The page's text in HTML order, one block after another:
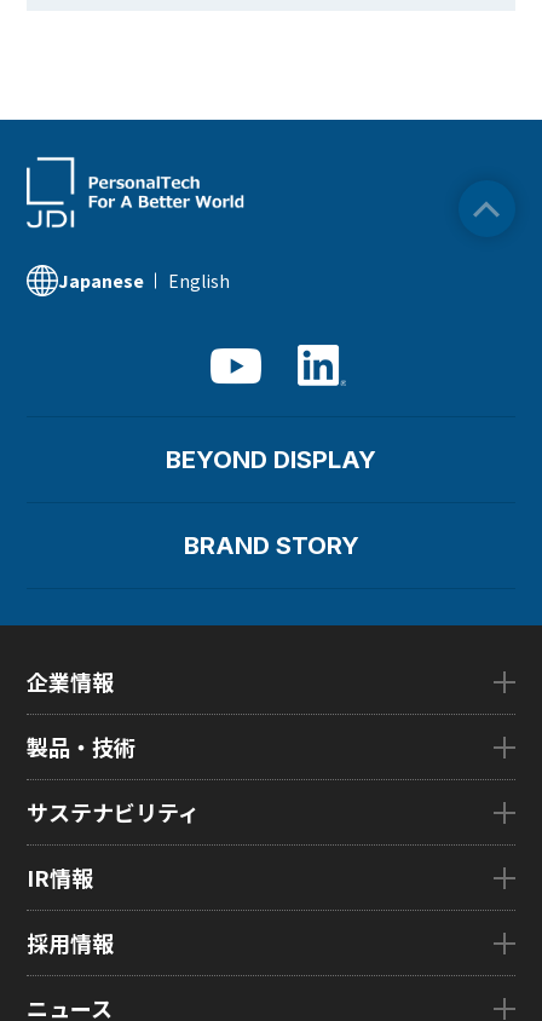
Japanese English
BEYOND DISPLAY
BRAND STORY
企業情報
ごあいさつ
企業理念
グローバル子会社
製品・技術
eLEAP
HMO
Rælclear
サステナビリティ
トップメッセージ
環境
IR情報
経営方針
採用情報
ニュース